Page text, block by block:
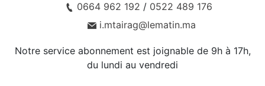
0664 962 192 / 0522 489 176
i.mtairag@lematin.ma
Notre service abonnement est joignable de 9h à 17h,
du lundi au vendredi